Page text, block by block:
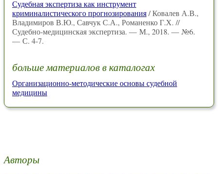
Судебная экспертиза как инструмент
криминалистического прогнозирования/ Ковалев А.В.,
Владимиров В.Ю., Савчук С.А., Романенко Г.Х. //
Судебно-медицинская экспертиза. — М., 2018. — №6.
— С. 4-7.
больше материалов в каталогах
Организационно-методические основы судебной
медицины
Авторы